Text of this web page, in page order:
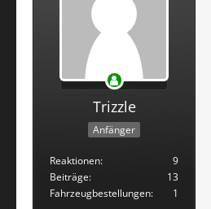
Trizzle
Anfänger
Reaktionen
9
Beiträge
13
Fahrzeugbestellungen
1